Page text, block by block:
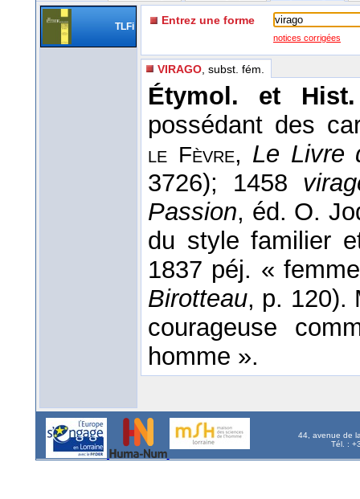
TLFi Entrez une forme
notices corrigées
VIRAGO , subst. fém.
Étymol. et
possédant des
le Fèvre, Le Livre
3726); 1458
Passion, éd. O.
du style familier
1837 péj. «
Birotteau, p. 120).
courageuse
homme ».
44, avenue de
Tél. :